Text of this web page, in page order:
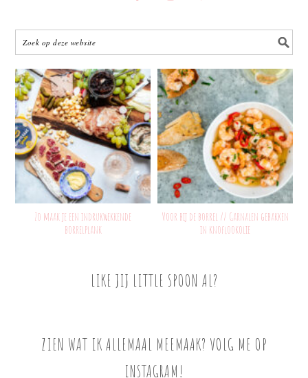
Zo maak je een indrukwekkende
borrelplank
Voor bij de borrel // Garnalen gebakken
in knoflookolie
LIKE JIJ LITTLE SPOON AL?
ZIEN WAT IK ALLEMAAL MEEMAAK? VOLG ME OP
INSTAGRAM!